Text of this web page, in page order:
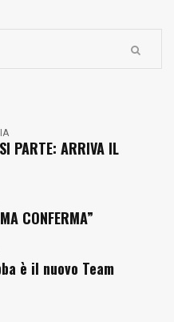
PARTE: ARRIVA IL
CONFERMA”
è il nuovo Team